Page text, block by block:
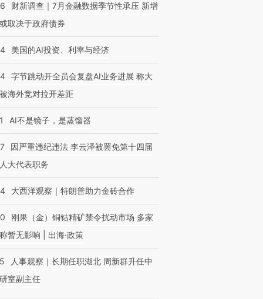
财新调查｜7月金融数据季节性承压 新增
取决于政府债券
美国的AI投资、利率与经济
字节跳动开全员会复盘AI业务进展 称大
海外竞对拉开差距
AI不是镜子，是蒸馏器
因严重违纪违法 李云泽被罢免第十四届
大代表职务
大西洋观察｜特朗普助力金砖合作
刚果（金）铜钴精矿禁令扰动市场 多家
暂无影响 | 出海·政策
人事观察｜长期任职湖北 周新群升任中
室副主任